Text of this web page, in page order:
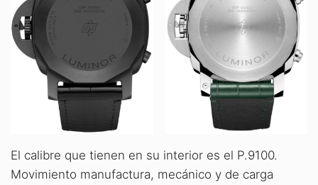
El calibre que tienen en su interior es el P.9100.
Movimiento manufactura, mecánico y de carga